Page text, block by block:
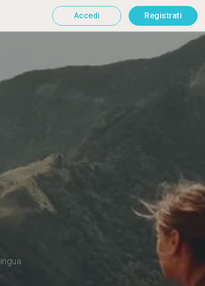
Accedi Registrati